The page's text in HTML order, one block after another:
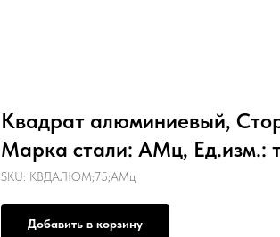
Квадрат алюминиевый,
Марка стали: АМц, Ед.изм.:
SKU: КВДАЛЮМ;75;АМц
Добавить в корзину